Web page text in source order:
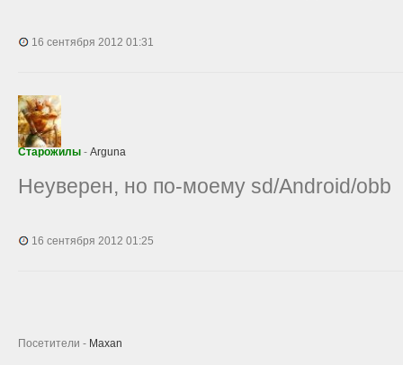
16 сентября 2012 01:31
Старожилы - Arguna
Неуверен, но по-моему sd/Android/obb
16 сентября 2012 01:25
Посетители - Maxan